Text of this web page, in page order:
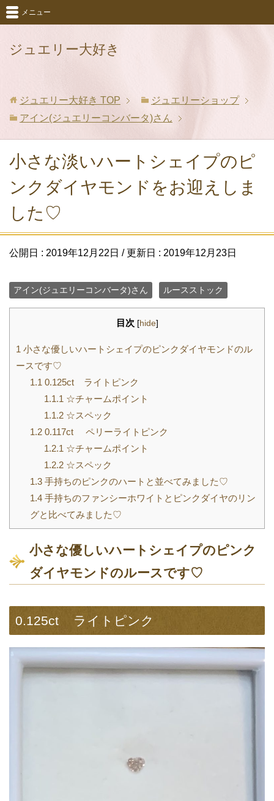
ジュエリー大好き
メニュー
ジュエリー大好き TOP
ジュエリーショップ
アイン(ジュエリーコンバータ)さん
小さな淡いハートシェイプのピ
ンクダイヤモンドをお迎えしま
した♡
公開日 : 2019年12月22日 / 更新日 : 2019年12月23日
アイン(ジュエリーコンバータ)さん ルースストック
目次 [hide]
1 小さな優しいハートシェイプのピンクダイヤモンドのル
ースです♡
1.1 0.125ct ライトピンク
1.1.1 ☆チャームポイント
1.1.2☆スペック
1.20.117ct ペリーライトピンク
1.2.1 ☆チャームポイント
1.2.2☆スペック
1.3手持ちのピンクのハートと並べてみました♡
1.4手持ちのファンシーホワイトとピンクダイヤのリン
グと比べてみました♡
小さな優しいハートシェイプのピンク
ダイヤモンドのルースです♡
0.125ct ライトピンク